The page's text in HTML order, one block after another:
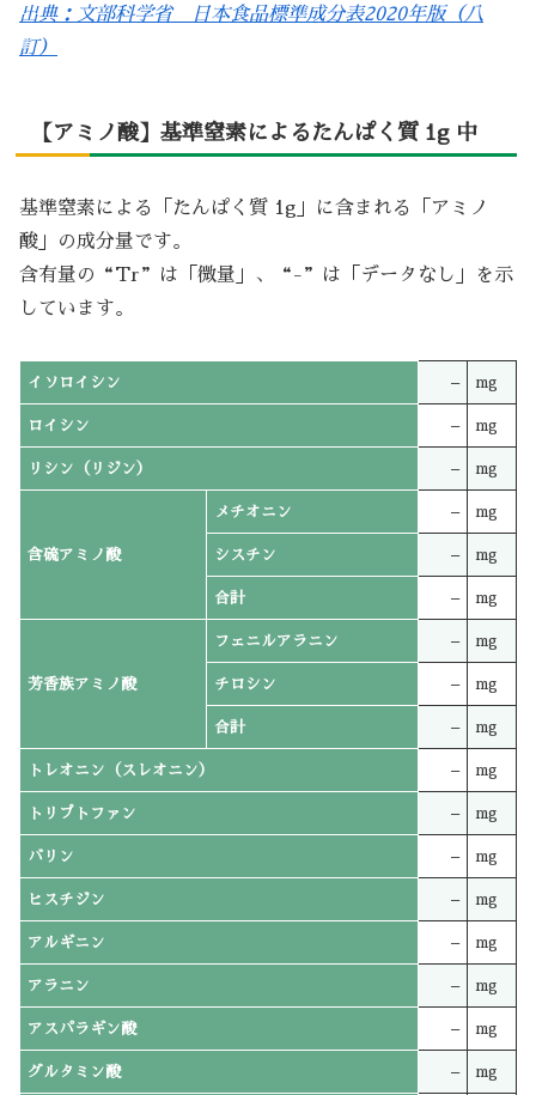
出典：文部科学省 日本食品標準成分表2020年版（八
訂）
【アミノ酸】基準窒素によるたんぱく質 1g 中
基準窒素による「たんぱく質 1g」に含まれる「アミノ
酸」の成分量です。
含有量の“Tr”は「微量」、“-”は「データなし」を示
しています。
イソロイシン – mg
ロイシン – mg
リシン（リジン） – mg
含硫アミノ酸
メチオニン – mg
シスチン – mg
合計 – mg
芳香族アミノ酸
フェニルアラニン – mg
チロシン – mg
合計 – mg
トレオニン（スレオニン） – mg
トリプトファン – mg
バリン – mg
ヒスチジン – mg
アルギニン – mg
アラニン – mg
アスパラギン酸 – mg
グルタミン酸 – mg